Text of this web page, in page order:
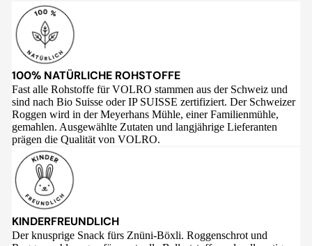
100% NATÜRLICHE ROHSTOFFE
Fast alle Rohstoffe für VOLRO stammen aus der Schweiz und
sind nach Bio Suisse oder IP SUISSE zertifiziert. Der Schweizer
Roggen wird in der Meyerhans Mühle, einer Familienmühle,
gemahlen. Ausgewählte Zutaten und langjährige Lieferanten
prägen die Qualität von VOLRO.
KINDERFREUNDLICH
Der knusprige Snack fürs Znüni-Böxli. Roggenschrot und